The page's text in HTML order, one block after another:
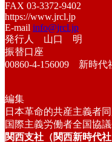
FAX 03-3372-9402
https://www.jrcl.jp
E-mail info@jrcl.jp
発行人 山口 明
振替口座
00860-4-156009 新時代
編集
日本革命的共産主義者
国際主義労働者全国協
関西支社（関西新時代社